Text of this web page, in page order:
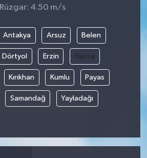
Rüzgar: 4.50 m/s
Antakya Arsuz Belen
Dörtyol Erzin Hassa
Kırıkhan Kumlu Payas
Samandağ Yayladağı